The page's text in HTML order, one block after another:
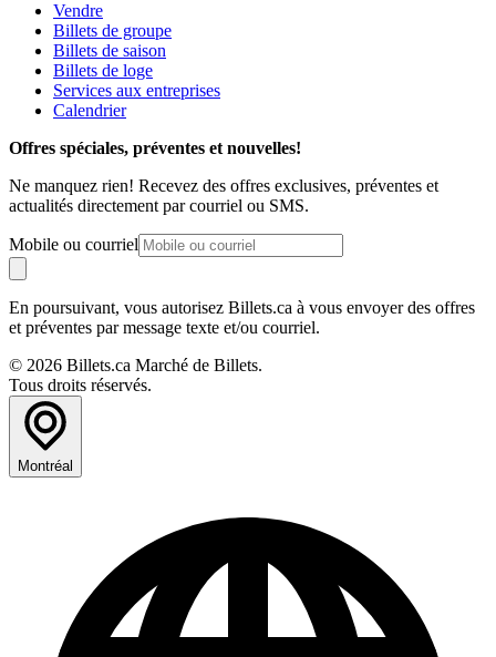
Vendre
Billets de groupe
Billets de saison
Billets de loge
Services aux entreprises
Calendrier
Offres spéciales, préventes et nouvelles!
Ne manquez rien! Recevez des offres exclusives, préventes et
actualités directement par courriel ou SMS.
Mobile ou courriel
En poursuivant, vous autorisez Billets.ca à vous envoyer des offres
et préventes par message texte et/ou courriel.
© 2026 Billets.ca Marché de Billets.
Tous droits réservés.
Montréal